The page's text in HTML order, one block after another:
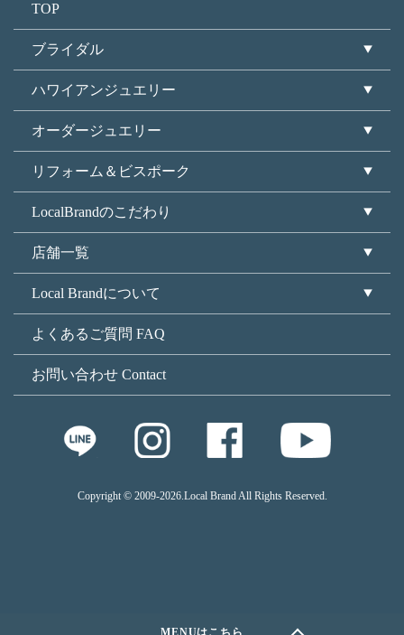
TOP
ブライダル
ハワイアンジュエリー
オーダージュエリー
リフォーム＆ビスポーク
LocalBrandのこだわり
店舗一覧
Local Brandについて
よくあるご質問 FAQ
お問い合わせ Contact
Copyright © 2009-2026.Local Brand All Rights Reserved.